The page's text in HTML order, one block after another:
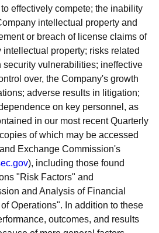
effectively compete; the inability
intellectual property and
or breach of license claims of
property; risks related
security vulnerabilities; ineffective
over, the Company's growth
adverse results in litigation;
on key personnel, as
in our most recent Quarterly
of which may be accessed
Exchange Commission's
), including those found
"Risk Factors" and
and Analysis of Financial
Operations". In addition to these
outcomes, and results